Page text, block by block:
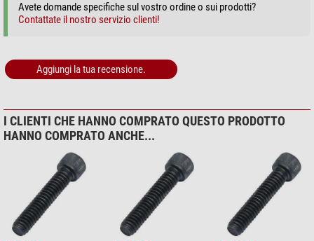
Avete domande specifiche sul vostro ordine o sui prodotti?
Contattate il nostro servizio clienti!
Aggiungi la tua recensione.
I CLIENTI CHE HANNO COMPRATO QUESTO PRODOTTO
HANNO COMPRATO ANCHE...